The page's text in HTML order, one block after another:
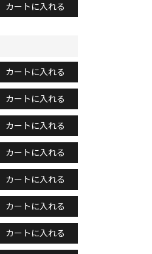
カートに入れる
カートに入れる
カートに入れる
カートに入れる
カートに入れる
カートに入れる
カートに入れる
カートに入れる